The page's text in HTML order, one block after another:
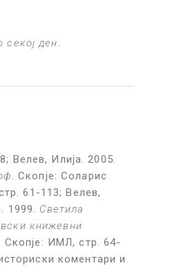
ден
Велев, Илија. 2005.
. Скопје: Соларис
61-113; Велев,
1999. Светила
книжевни
Скопје: ИМЛ, стр. 64-
коментари и